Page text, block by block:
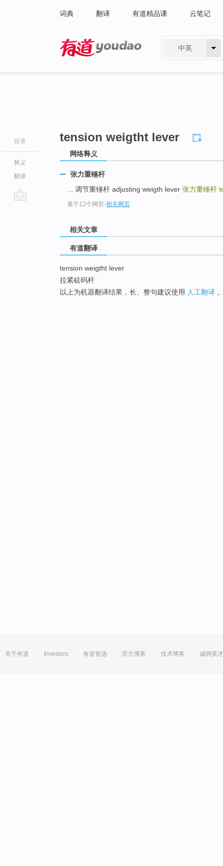
词典 翻译 有道精品课 云笔记
中英
目录
释义
翻译
tension weigtht lever
网络释义
张力重锤杆
... 调节重锤杆 adjusting weigth lever 张力重锤杆
基于12个网页-相关网页
相关文章
有道翻译
tension weigtht lever
拉紧砝码杆
以上为机器翻译结果，长、整句建议使用 人工翻译
关于有道 Investors 有道智选 官方博客 技术博客 诚聘英才